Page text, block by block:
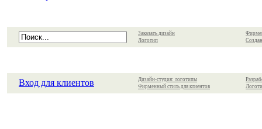
Заказать дизайн
Логотип
Вход для клиентов
Дизайн-студия: логотипы
Фирменный стиль для клиентов